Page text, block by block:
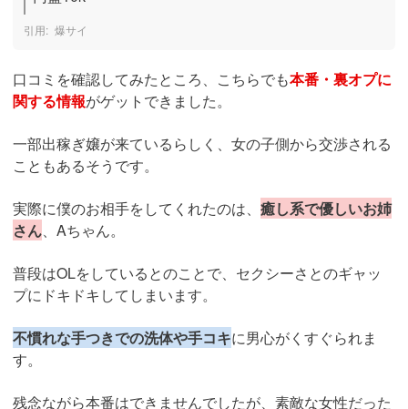
爆サイ
口コミを確認してみたところ、こちらでも本番・裏オプに
関する情報がゲットできました。
一部出稼ぎ嬢が来ているらしく、女の子側から交渉される
こともあるそうです。
実際に僕のお相手をしてくれたのは、 癒し系で優しいお姉
さん、Aちゃん。
普段はOLをしているとのことで、セクシーさとのギャッ
プにドキドキしてしまいます。
不慣れな手つきでの洗体や手コキに男心がくすぐられま
す。
残念ながら本番はできませんでしたが、素敵な女性だった